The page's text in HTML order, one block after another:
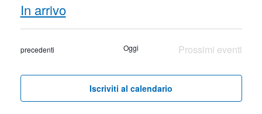
e
viste
In arrivo
Seleziona
data.
Eventi
precedenti Oggi Prossimi eventi
Iscriviti al calendario